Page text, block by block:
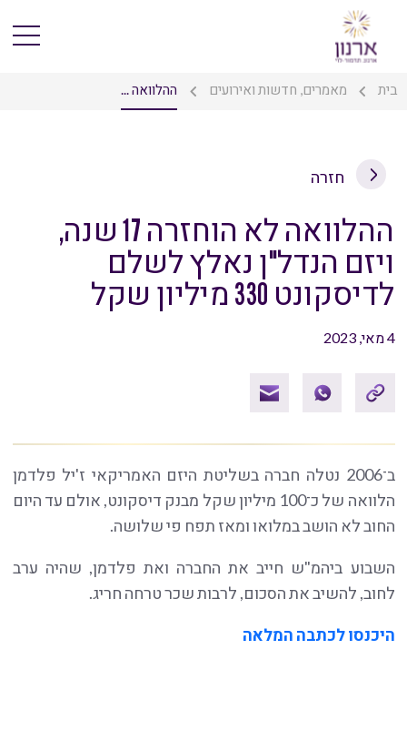
בית מאמרים, חדשות ואירועים ההלוואה ...
חזרה
ההלוואה לא הוחזרה 17 שנה,
ויזם הנדל"ן נאלץ לשלם
לדיסקונט 330 מיליון שקל
4 מאי, 2023
ב־2006 נטלה חברה בשליטת היזם האמריקאי ז'יל פלדמן
הלוואה של כ־100 מיליון שקל מבנק דיסקונט, אולם עד היום
החוב לא הושב במלואו ומאז תפח פי שלושה.
השבוע ביהמ"ש חייב את החברה ואת פלדמן, שהיה ערב
לחוב, להשיב את הסכום, לרבות שכר טרחה חריג.
היכנסו לכתבה המלאה